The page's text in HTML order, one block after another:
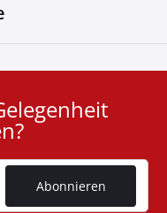
Abonnieren